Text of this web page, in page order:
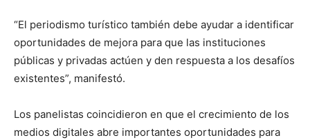
“El periodismo turístico también debe ayudar a identificar
oportunidades de mejora para que las instituciones
públicas y privadas actúen y den respuesta a los desafíos
existentes”, manifestó.
Los panelistas coincidieron en que el crecimiento de los
medios digitales abre importantes oportunidades para